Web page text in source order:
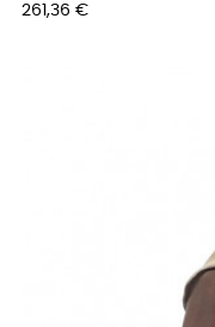
Prix
261,36 €